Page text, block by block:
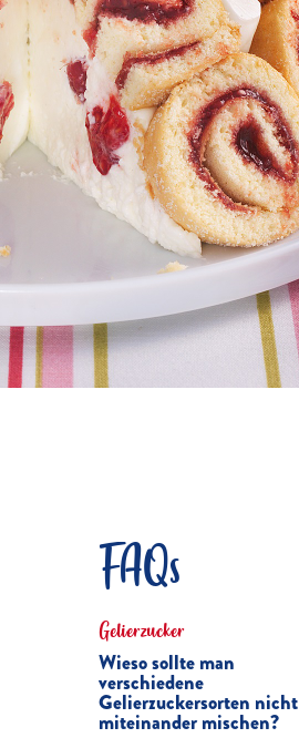
FAQs
Gelierzucker
Wieso sollte man
verschiedene
Gelierzuckersorten nicht
miteinander mischen?